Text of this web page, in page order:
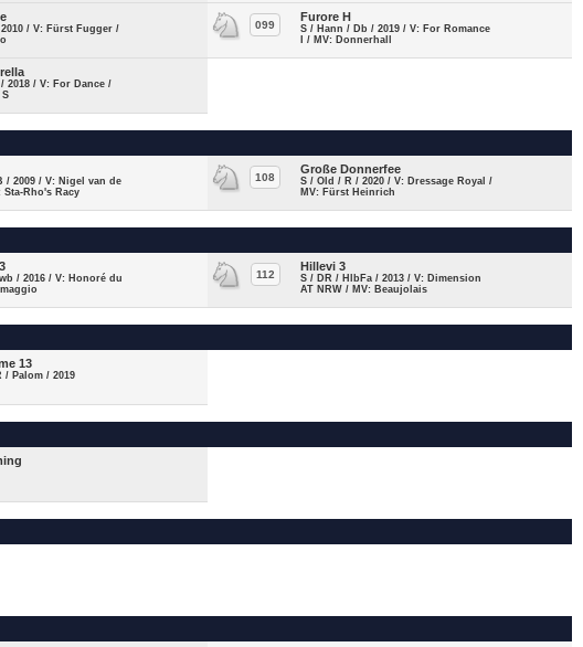
/ V: Fürst Fugger /
099
Furore H
S / Hann / Db / 2019 / V: For Romance
I / MV: Donnerhall
2018 / V: For Dance /
S
/ 2009 / V: Nigel van de
Sta-Rho's Racy
108
Große Donnerfee
S / Old / R / 2020 / V: Dressage Royal /
MV: Fürst Heinrich
/ 2016 / V: Honoré du
112
Hillevi 3
S / DR / HlbFa / 2013 / V: Dimension
AT NRW / MV: Beaujolais
13
/ Palom / 2019